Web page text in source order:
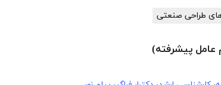
طراحی صنعتی
پیشرفته)